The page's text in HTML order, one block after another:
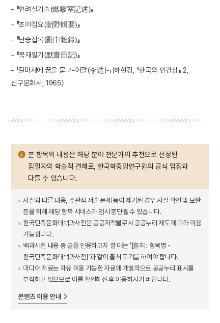
- 『연려실기술(燃藜室記述)』
- 『조야집요(朝野輯要)』
- 『난중잡록(亂中雜錄)』
- 『묵재일기(默齋日記)』
- 「길마재에 꿈을 묻고-이괄(李适)-」(하현강, 『한국의 인간상』 2,
신구문화사, 1965)
본 항목의 내용은 해당 분야 전문가의 추천으로 선정된
집필자의 학술적 견해로, 한국학중앙연구원의 공식 입장과
다를 수 있습니다.
사실과 다른 내용, 주관적 서술 문제 등이 제기된 경우 사실 확인 및 보완
등을 위해 해당 항목 서비스가 임시 중단될 수 있습니다.
한국민족문화대백과사전은 공공저작물로서 공공누리 제도에 따라 이용
가능합니다.
백과사전 내용 중 글을 인용하고자 할 때는 '[출처 : 항목명 -
한국민족문화대백과사전]'과 같이 출처 표기를 하여야 합니다.
미디어 자료는 자유 이용 가능한 자료에 개별적으로 공공누리 표시를
부착하고 있으므로 이를 확인하신 후 이용하시기 바랍니다.
콘텐츠 이용 안내